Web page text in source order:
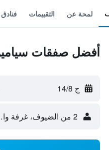
لمحة عن التقييمات
أفضل صفقات
ج 14/8
2 من الضيوف، غرفة واحدة